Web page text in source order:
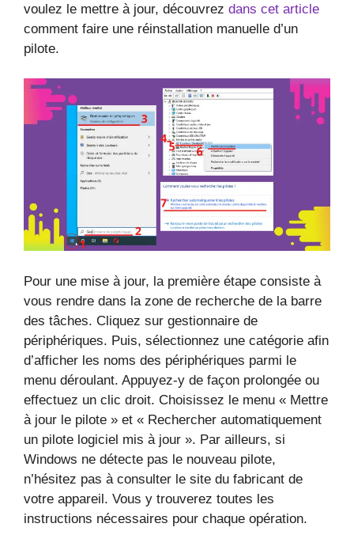
voulez le mettre à jour, découvrez dans cet article
comment faire une réinstallation manuelle d’un
pilote.
Pour une mise à jour, la première étape consiste à
vous rendre dans la zone de recherche de la barre
des tâches. Cliquez sur gestionnaire de
périphériques. Puis, sélectionnez une catégorie afin
d’afficher les noms des périphériques parmi le
menu déroulant. Appuyez-y de façon prolongée ou
effectuez un clic droit. Choisissez le menu « Mettre
à jour le pilote » et « Rechercher automatiquement
un pilote logiciel mis à jour ». Par ailleurs, si
Windows ne détecte pas le nouveau pilote,
n’hésitez pas à consulter le site du fabricant de
votre appareil. Vous y trouverez toutes les
instructions nécessaires pour chaque opération.